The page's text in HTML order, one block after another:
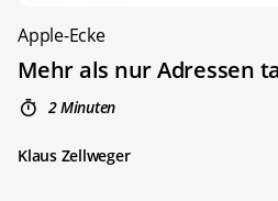
Apple-Ecke
Mehr als nur Adressen
2 Minuten
Klaus Zellweger